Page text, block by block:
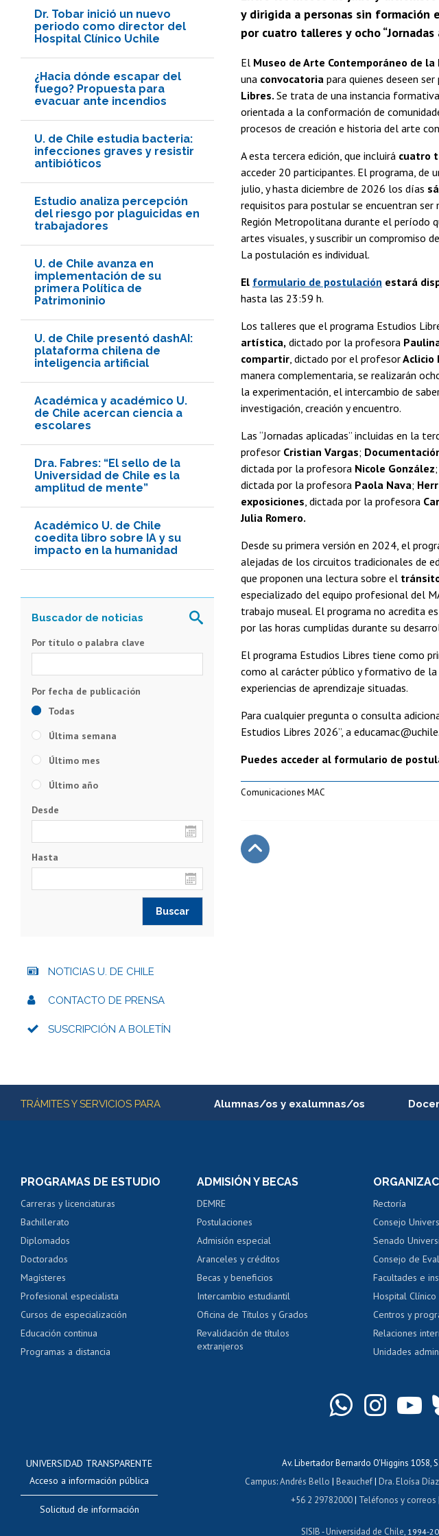
Dr. Tobar inició un nuevo
periodo como director del
Hospital Clínico Uchile
¿Hacia dónde escapar del
fuego? Propuesta para
evacuar ante incendios
U. de Chile estudia bacteria:
infecciones graves y resistir
antibióticos
Estudio analiza percepción
del riesgo por plaguicidas en
trabajadores
U. de Chile avanza en
implementación de su
primera Política de
Patrimoninio
U. de Chile presentó dashAI:
plataforma chilena de
inteligencia artificial
Académica y académico U.
de Chile acercan ciencia a
escolares
Dra. Fabres: “El sello de la
Universidad de Chile es la
amplitud de mente”
Académico U. de Chile
coedita libro sobre IA y su
impacto en la humanidad
y dirigida a personas sin formación
por cuatro talleres y ocho “Jornadas
El Museo de Arte Contemporáneo de
una convocatoria para quienes deseen
Libres. Se trata de una instancia
orientada a la conformación de
procesos de creación e historia del arte
A esta tercera edición, que incluirá cuatro
acceder 20 participantes. El programa, de
julio, y hasta diciembre de 2026 los días
requisitos para postular se encuentran ser
Región Metropolitana durante el período
artes visuales, y suscribir un compromiso
La postulación es individual.
El formulario de postulación estará
hasta las 23:59 h.
Los talleres que el programa Estudios
artística, dictado por la profesora
compartir , dictado por el profesorAclicio
manera complementaria, se realizarán
la experimentación, el intercambio de
investigación, creación y encuentro.
Las “Jornadas aplicadas” incluidas en la
profesor Cristian Vargas;
dictada por la profesora Nicole González;
dictada por la profesora Paola Nava;
exposiciones , dictada por la profesora
Julia Romero.
Desde su primera versión en 2024, el
alejadas de los circuitos tradicionales de
que proponen una lectura sobre el
especializado del equipo profesional del
trabajo museal. El programa no acredita
por las horas cumplidas durante su
El programa Estudios Libres tiene como
como al carácter público y formativo de la
experiencias de aprendizaje situadas.
Para cualquier pregunta o consulta
Estudios Libres 2026”, a
Puedes acceder al formulario de
Comunicaciones MAC
Por título o palabra clave
Todas
Última semana
Último mes
Último año
Desde
Hasta
NOTICIAS U. DE CHILE
CONTACTO DE PRENSA
SUSCRIPCIÓN A BOLETÍN
Más información
TRÁMITES Y SERVICIOS PARA Alumnas/os y exalumnas/os
Servicio médico y dental
Pago de arancel y crédito alumnos
Pago de arancel y crédito exalumnos
Certificado de títulos y grados
Mi Uchile Ayuda tecnológica
PROGRAMAS DE ESTUDIO
Carreras y licenciaturas
Bachillerato
Diplomados
Doctorados
Magísteres
Profesional especialista
Cursos de especialización
Educación continua
Programas a distancia
ADMISIÓN Y BECAS
DEMRE
Postulaciones
Admisión especial
Aranceles y créditos
Becas y beneficios
Intercambio estudiantil
Oficina de Títulos y Grados
Revalidación de títulos
extranjeros
Rectoría
Consejo
Senado
Consejo de
Facultades e
Hospital Clínico
Centros y
Relaciones
Unidades
UNIVERSIDAD TRANSPARENTE
Acceso a información pública
Solicitud de información
Av. Libertador Bernardo O'Higgins 1058,
Campus:Andrés Bello | Beauchef| Dra. Eloísa Díaz
+56 2 29782000| Teléfonos y correos
SISIB -Universidad de Chile , 1994-